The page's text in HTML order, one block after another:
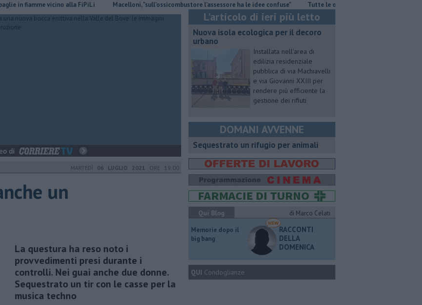
vicino alla FiPiLi Macelloni, "sull'ossicombustore l'assessore ha le idee confuse" ​Tutte le offerte di lavoro in provincia di Pisa
MARTEDÌ 06 LUGLIO 2021 ORE 19:00
un
La questura ha reso noto i
provvedimenti presi durante i
controlli. Nei guai anche due donne.
Sequestrato un tir con le casse per la
musica techno
L'articolo di ieri più letto
Nuova isola ecologica per il decoro
urbano
Installata nell'area di
edilizia residenziale
pubblica di via Machiavelli
e via Giovanni XXIII per
rendere più efficiente la
gestione dei rifiuti
DOMANI AVVENNE
Sequestrato un rifugio per animali
Qui Blog
di Marco Celati
Memorie dopo il
big bang
RACCONTI
DELLA
DOMENICA
QUI Condoglianze